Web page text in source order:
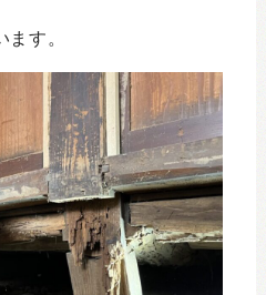
す。